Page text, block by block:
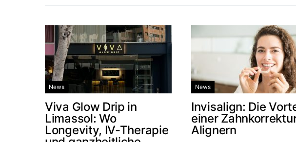
News
Viva Glow Drip in
Limassol: Wo
Longevity, IV-Therapie
News
Invisalign: Die
einer
Alignern